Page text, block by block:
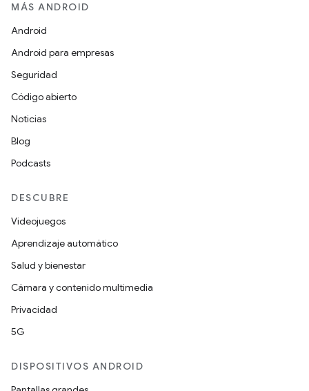
MÁS ANDROID
Android
Android para empresas
Seguridad
Código abierto
Noticias
Blog
Podcasts
DESCUBRE
Videojuegos
Aprendizaje automático
Salud y bienestar
Cámara y contenido multimedia
Privacidad
5G
DISPOSITIVOS ANDROID